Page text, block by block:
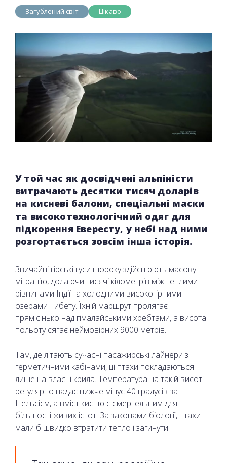
Загублений світ Цікаво
У той час як досвідчені альпіністи
витрачають десятки тисяч доларів
на кисневі балони, спеціальні маски
та високотехнологічний одяг для
підкорення Евересту, у небі над ними
розгортається зовсім інша історія.
Звичайні гірські гуси щороку здійснюють масову
міграцію, долаючи тисячі кілометрів між теплими
рівнинами Індії та холодними високогірними
озерами Тибету. Їхній маршрут пролягає
прямісінько над гімалайськими хребтами, а висота
польоту сягає неймовірних 9000 метрів.
Там, де літають сучасні пасажирські лайнери з
герметичними кабінами, ці птахи покладаються
лише на власні крила. Температура на такій висоті
регулярно падає нижче мінус 40 градусів за
Цельсієм, а вміст кисню є смертельним для
більшості живих істот. За законами біології, птахи
мали б швидко втратити тепло і загинути.